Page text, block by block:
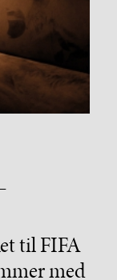
til FIFA
med